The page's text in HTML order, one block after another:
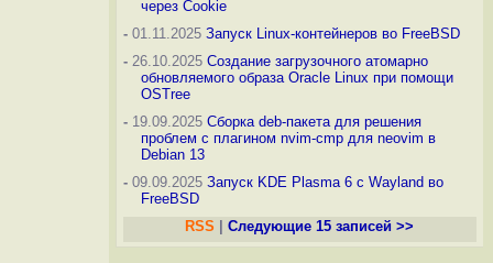
через Cookie
-01.11.2025 Запуск Linux-контейнеров во FreeBSD
-26.10.2025 Создание загрузочного атомарно
обновляемого образа Oracle Linux при помощи
OSTree
-19.09.2025 Сборка deb-пакета для решения
проблем с плагином nvim-cmp для neovim в
Debian 13
-09.09.2025 Запуск KDE Plasma 6 с Wayland во
FreeBSD
RSS
Следующие 15 записей >>